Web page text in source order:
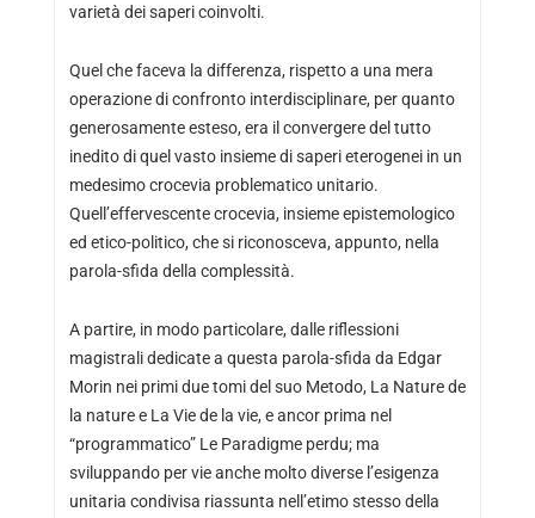
varietà dei saperi coinvolti.
Quel che faceva la differenza, rispetto a una mera
operazione di confronto interdisciplinare, per quanto
generosamente esteso, era il convergere del tutto
inedito di quel vasto insieme di saperi eterogenei in un
medesimo crocevia problematico unitario.
Quell’effervescente crocevia, insieme epistemologico
ed etico-politico, che si riconosceva, appunto, nella
parola-sfida della complessità.
A partire, in modo particolare, dalle riflessioni
magistrali dedicate a questa parola-sfida da Edgar
Morin nei primi due tomi del suo Metodo, La Nature de
la nature e La Vie de la vie, e ancor prima nel
“programmatico” Le Paradigme perdu; ma
sviluppando per vie anche molto diverse l’esigenza
unitaria condivisa riassunta nell’etimo stesso della